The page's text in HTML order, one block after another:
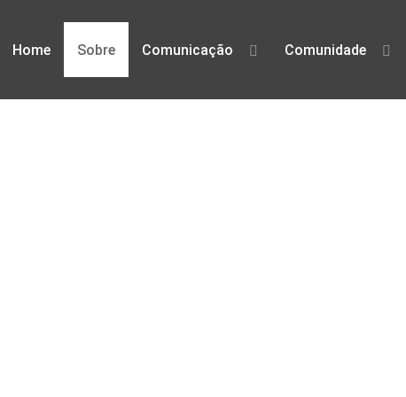
Home Sobre Comunicação Comunidade